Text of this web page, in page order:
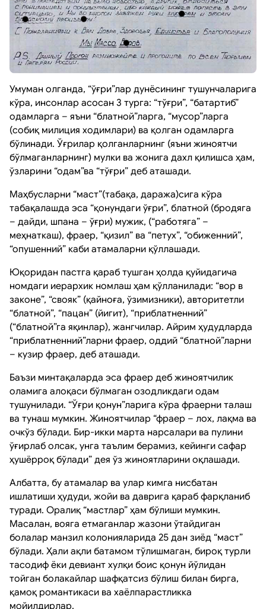
Умуман олганда, “ўғри”лар дунёсининг тушунчаларига
кўра, инсонлар асосан 3 турга: “тўғри”, “батартиб”
одамларга – яъни “блатной”ларга, “мусор”ларга
(собиқ милиция ходимлари) ва қолган одамларга
бўлинади. Ўғрилар қолганларнинг (яъни жиноятчи
бўлмаганларнинг) мулки ва жонига дахл қилишса ҳам,
ўзларини “одам”ва “тўғри” деб аташади.
Маҳбусларни “маст”(табақа, даража)сига кўра
табақалашда эса “қонундаги ўғри”, блатной (бродяга
– дайди, шпана – ўғри) мужик, (“работяга” –
меҳнаткаш), фраер, “қизил” ва “петух”, “обиженний”,
“опушенний” каби атамаларни қўллашади.
Юқоридан пастга қараб тушган ҳолда қуйидагича
номдаги иерархик номлаш ҳам қўлланилади: “вор в
законе”, “свояк” (қайноға, ўзимизники), авторитетли
“блатной”, “пацан” (йигит), “приблатненний”
(“блатной”га яқинлар), жангчилар. Айрим ҳудудларда
“приблатненний”ларни фраер, оддий “блатной”ларни
– кузир фраер, деб аташади.
Баъзи минтақаларда эса фраер деб жиноятчилик
оламига алоқаси бўлмаган озодликдаги одам
тушунилади. “Ўғри қонун”ларига кўра фраерни талаш
ва тунаш мумкин. Жиноятчилар “фраер – лох, лақма ва
очкўз бўлади. Бир-икки марта нарсалари ва пулини
ўғирлаб олсак, унга таълим берамиз, кейинги сафар
ҳушёрроқ бўлади” дея ўз жиноятларини оқлашади.
Албатта, бу атамалар ва улар кимга нисбатан
ишлатиши ҳудуди, жойи ва даврига қараб фарқланиб
туради. Оралиқ “мастлар” ҳам бўлиши мумкин.
Масалан, вояга етмаганлар жазони ўтайдиган
болалар манзил колонияларида 25 дан зиёд “маст”
бўлади. Ҳали ақли батамом тўлишмаган, бироқ турли
тасодиф ёки девиант хулқи боис қонун йўлидан
тойган болакайлар шафқатсиз бўлиш билан бирга,
қамоқ романтикаси ва хаёлпарастликка
мойилдирлар.